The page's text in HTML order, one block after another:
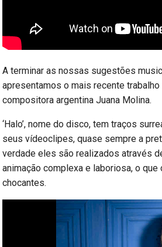
A terminar as nossas sugestões
apresentamos o mais recente trabalho
compositora argentina Juana Molina.
‘Halo’, nome do disco, tem traços
seus vídeoclipes, quase sempre a
verdade eles são realizados através
animação complexa e laboriosa, o que
chocantes.